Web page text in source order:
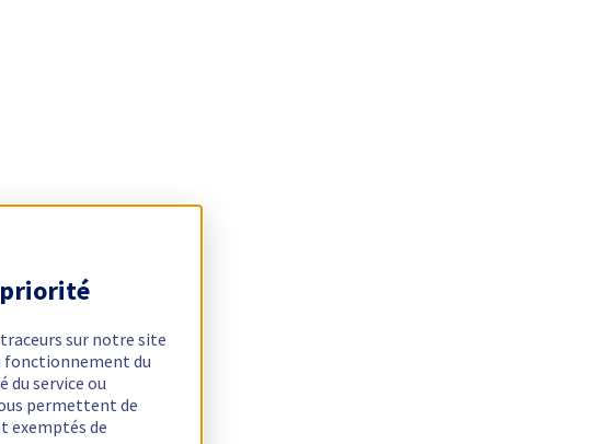
sur notre site
fonctionnement du
service ou
permettent de
exemptés de